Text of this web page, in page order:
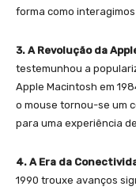
forma como
3. A Revolução da
testemunhou a
Apple Macintosh em
o mouse tornou-se um
para uma experiência
4. A Era da
1990 trouxe avanços